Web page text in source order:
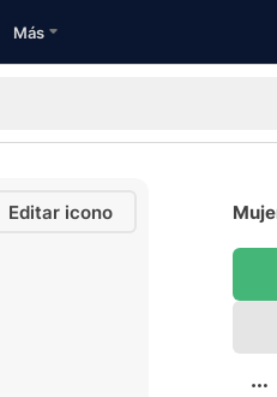
Más
Editar icono